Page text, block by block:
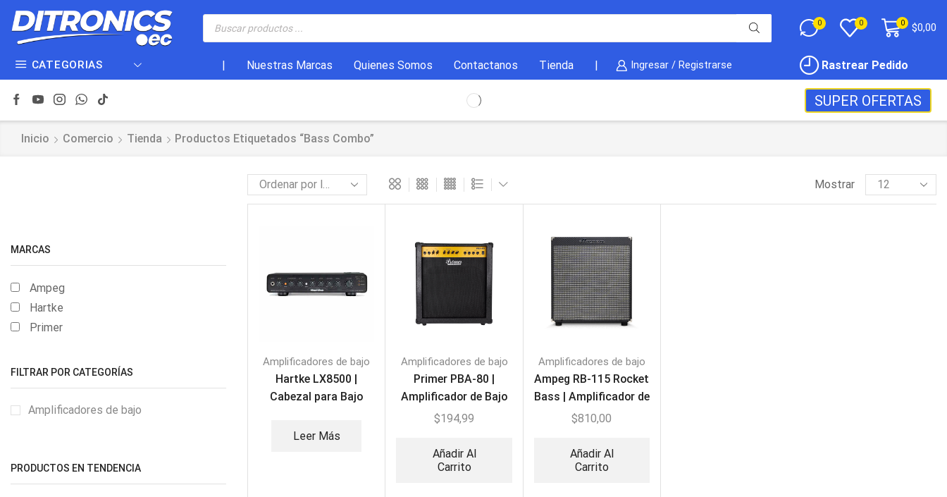
0 0 0 $0,00
CATEGORIAS Nuestras Marcas Quienes Somos Contactanos Tienda Ingresar / Registrarse Rastrear Pedido
SUPER OFERTAS
Inicio Comercio Tienda Productos Etiquetados “bass Combo”
Mostrar
Amplificadores de bajo
Hartke LX8500 |
Cabezal para Bajo
Leer Más
Amplificadores de bajo
Primer PBA-80 |
Amplificador de Bajo
80W
$194,99
Añadir Al
Carrito
Amplificadores de bajo
Ampeg RB-115 Rocket
Bass | Amplificador de
Bajo
$810,00
Añadir Al
Carrito
MARCAS
Ampeg
Hartke
Primer
FILTRAR POR CATEGORÍAS
Amplificadores de bajo
PRODUCTOS EN TENDENCIA